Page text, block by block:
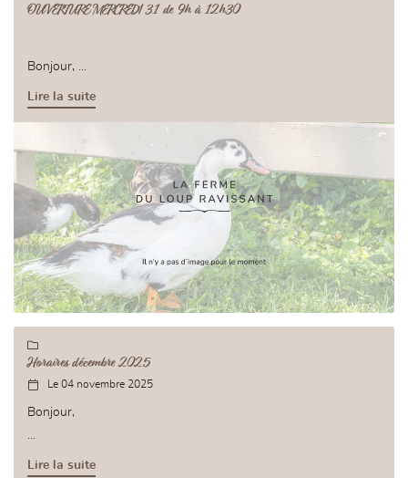
OUVERTURE MERCREDI 31 de 9h à 12h30
Bonjour,
Nous serons exceptionnellement ouvert le mercredi 31
décembre de 9h à 12h30
Nous serons fermés le vendredi 2 janvier et samedi 3 janvier
Lire la suite

Horaires décembre 2025
 Le 04 novembre 2025
Bonjour,
Comme vous le savez, Noël est une période chargée où il y a
Lire la suite